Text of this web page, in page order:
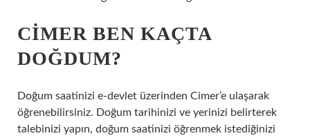
CIMER BEN KAÇTA
DOĞDUM?
Doğum saatinizi e-devlet üzerinden Cimer’e ulaşarak
öğrenebilirsiniz. Doğum tarihinizi ve yerinizi belirterek
talebinizi yapın, doğum saatinizi öğrenmek istediğinizi